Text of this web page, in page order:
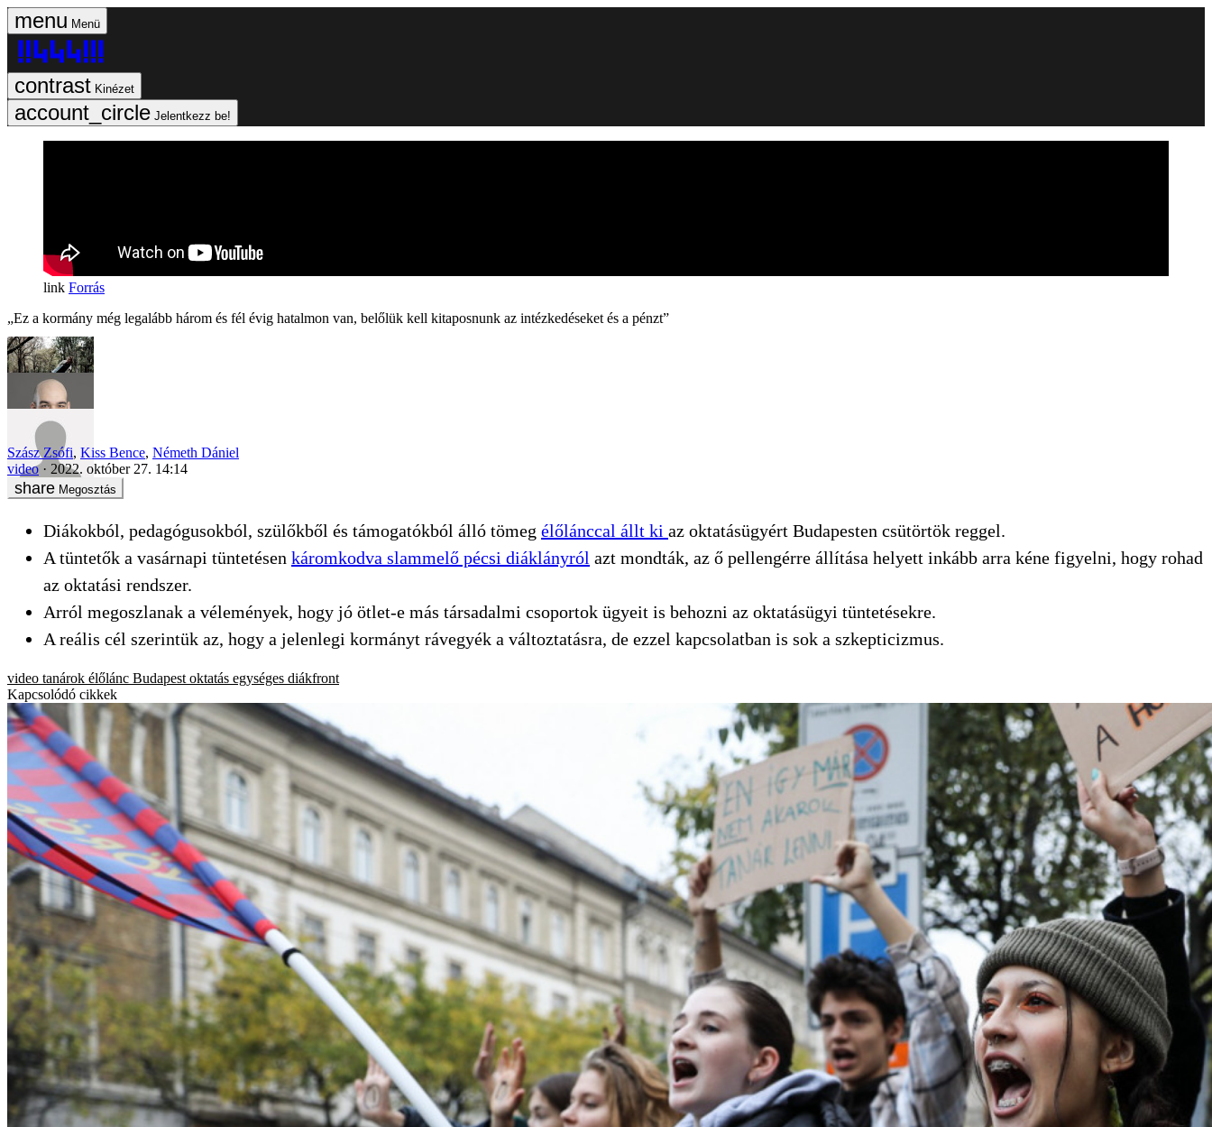
Menü
Kinézet
Jelentkezz be!
Forrás
„Ez a kormány még legalább három és fél évig hatalmon van, belőlük kell kitaposnunk az intézkedéseket és a pénzt”
Szász Zsófi, Kiss Bence, Németh Dániel
video
2022. október 27. 14:14
Megosztás
Diákokból, pedagógusokból, szülőkből és támogatókból álló tömeg élőlánccal állt ki az oktatásügyért Budapesten csütörtök reggel.
A tüntetők a vasárnapi tüntetésen káromkodva slammelő pécsi diáklányról azt mondták, az ő pellengérre állítása helyett inkább arra kéne figyelni, hogy rohad
az oktatási rendszer.
Arról megoszlanak a vélemények, hogy jó ötlet-e más társadalmi csoportok ügyeit is behozni az oktatásügyi tüntetésekre.
A reális cél szerintük az, hogy a jelenlegi kormányt rávegyék a változtatásra, de ezzel kapcsolatban is sok a szkepticizmus.
video tanárok élőlánc Budapest oktatás egységes diákfront
Kapcsolódó cikkek